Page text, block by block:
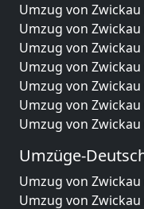
Umzug von
Umzug von
Umzug von
Umzug von
Umzug von
Umzug von
Umzug von
Umzüge-
Umzug von
Umzug von